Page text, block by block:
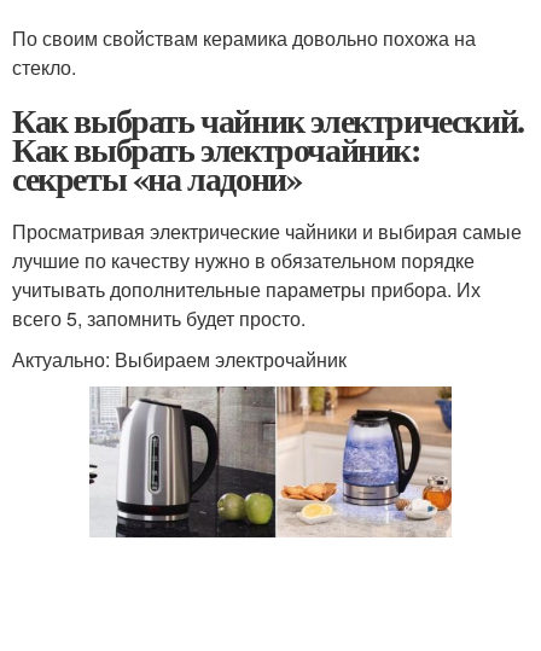
По своим свойствам керамика довольно похожа на
стекло.
Как выбрать чайник электрический.
Как выбрать электрочайник:
секреты «на ладони»
Просматривая электрические чайники и выбирая самые
лучшие по качеству нужно в обязательном порядке
учитывать дополнительные параметры прибора. Их
всего 5, запомнить будет просто.
Актуально: Выбираем электрочайник